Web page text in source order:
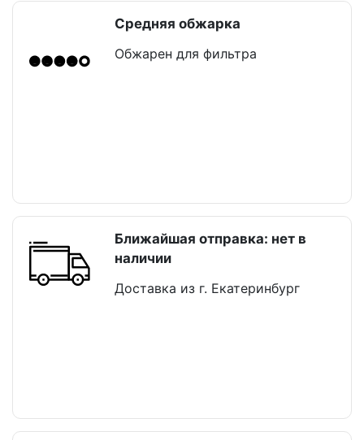
Средняя обжарка
Обжарен для фильтра
Ближайшая отправка: нет в
наличии
Доставка из г. Екатеринбург